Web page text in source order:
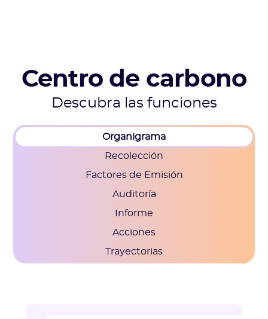
Centro de carbono
Descubra las funciones
Organigrama
Recolección
Factores de Emisión
Auditoría
Informe
Acciones
Trayectorias